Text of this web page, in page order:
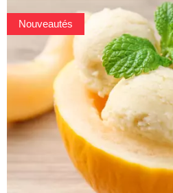
Nouveautés